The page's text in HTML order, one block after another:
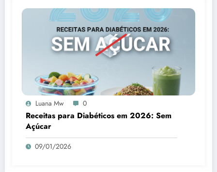
Luana Mw 0
Receitas para Diabéticos em 2026: Sem
Açúcar
09/01/2026